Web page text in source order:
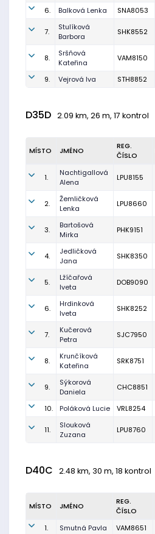
6.
Balková Lenka SNA8053
7.
Stulíková
Barbora
SHK8552
8.
Sršňová
Kateřina
VAM8150
9. Vejrová Iva STH8852
D35D 2.09 km, 26 m, 17 kontrol
MÍSTO JMÉNO
REG.
ČÍSLO
1.
Nachtigallová
Alena
LPU8155
2.
Žemličková
Lenka
LPU8660
3.
Bartošová
Mirka
PHK9151
4.
Jedličková
Jana
SHK8350
5.
Lžíčařová
Iveta
DOB9090
6.
Hrdinková
Iveta
SHK8252
7.
Kučerová
Petra
SJC7950
8.
Krunčíková
Kateřina
SRK8751
9.
Sýkorová
Daniela
CHC8851
10. Poláková Lucie VRL8254
11.
Slouková
Zuzana
LPU8760
D40C 2.48 km, 30 m, 18 kontrol
MÍSTO JMÉNO
REG.
ČÍSLO
1. Smutná Pavla VAM8651